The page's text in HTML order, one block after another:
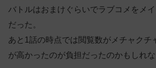
バトルはおまけぐらいでラブコメをメ
だった。
あと1話の時点では閲覧数がメチャクチ
が高かったのが負担だったのかもしれな